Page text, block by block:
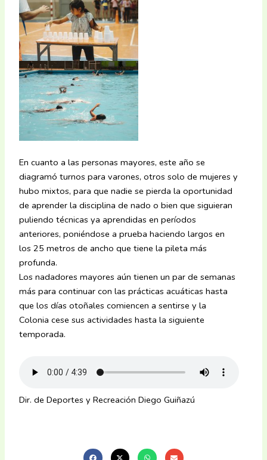
En cuanto a las personas mayores, este año se
diagramó turnos para varones, otros solo de mujeres y
hubo mixtos, para que nadie se pierda la oportunidad
de aprender la disciplina de nado o bien que siguieran
puliendo técnicas ya aprendidas en períodos
anteriores, poniéndose a prueba haciendo largos en
los 25 metros de ancho que tiene la pileta más
profunda.
Los nadadores mayores aún tienen un par de semanas
más para continuar con las prácticas acuáticas hasta
que los días otoñales comiencen a sentirse y la
Colonia cese sus actividades hasta la siguiente
temporada.
Dir. de Deportes y Recreación Diego Guiñazú